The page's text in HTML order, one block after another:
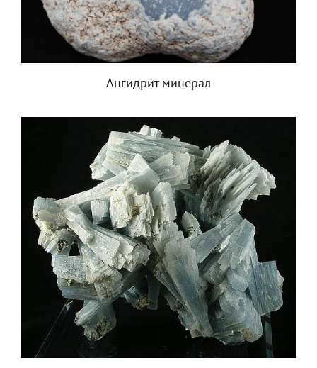
Ангидрит минерал